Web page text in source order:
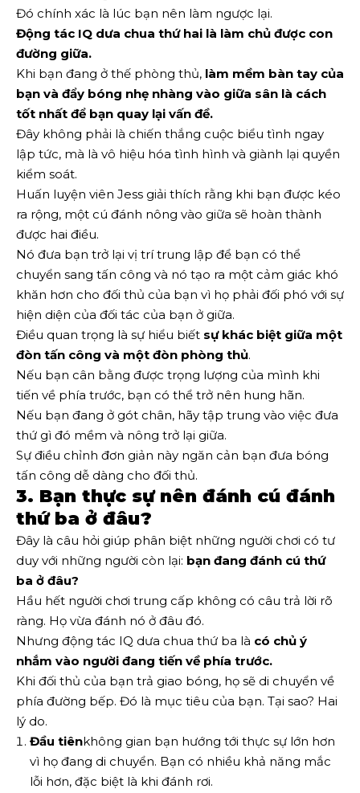
Đó chính xác là lúc bạn nên làm ngược lại.
Động tác IQ dưa chua thứ hai là làm chủ được con
đường giữa.
Khi bạn đang ở thế phòng thủ, làm mềm bàn tay của
bạn và đẩy bóng nhẹ nhàng vào giữa sân là cách
tốt nhất để bạn quay lại vấn đề.
Đây không phải là chiến thắng cuộc biểu tình ngay
lập tức, mà là vô hiệu hóa tình hình và giành lại quyền
kiểm soát.
Huấn luyện viên Jess giải thích rằng khi bạn được kéo
ra rộng, một cú đánh nông vào giữa sẽ hoàn thành
được hai điều.
Nó đưa bạn trở lại vị trí trung lập để bạn có thể
chuyển sang tấn công và nó tạo ra một cảm giác khó
khăn hơn cho đối thủ của bạn vì họ phải đối phó với sự
hiện diện của đối tác của bạn ở giữa.
Điều quan trọng là sự hiểu biết sự khác biệt giữa một
đòn tấn công và một đòn phòng thủ.
Nếu bạn cân bằng được trọng lượng của mình khi
tiến về phía trước, bạn có thể trở nên hung hãn.
Nếu bạn đang ở gót chân, hãy tập trung vào việc đưa
thứ gì đó mềm và nông trở lại giữa.
Sự điều chỉnh đơn giản này ngăn cản bạn đưa bóng
tấn công dễ dàng cho đối thủ.
3. Bạn thực sự nên đánh cú đánh
thứ ba ở đâu?
Đây là câu hỏi giúp phân biệt những người chơi có tư
duy với những người còn lại: bạn đang đánh cú thứ
ba ở đâu?
Hầu hết người chơi trung cấp không có câu trả lời rõ
ràng. Họ vừa đánh nó ở đâu đó.
Nhưng động tác IQ dưa chua thứ ba là có chủ ý
nhắm vào người đang tiến về phía trước.
Khi đối thủ của bạn trả giao bóng, họ sẽ di chuyển về
phía đường bếp. Đó là mục tiêu của bạn. Tại sao? Hai
lý do.
Đầu tiênkhông gian bạn hướng tới thực sự lớn hơn
vì họ đang di chuyển. Bạn có nhiều khả năng mắc
lỗi hơn, đặc biệt là khi đánh rơi.